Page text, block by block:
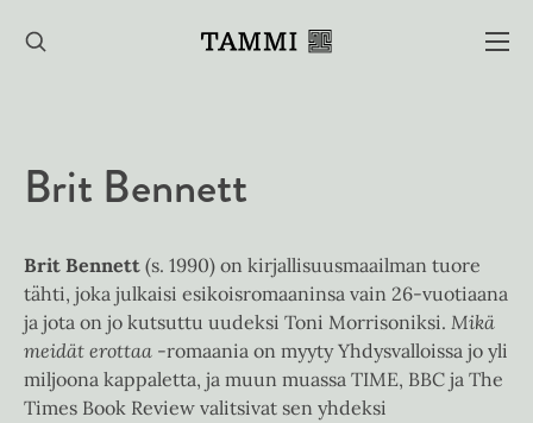
sisältöön
Brit Bennett
Brit Bennett (s. 1990) on kirjallisuusmaailman tuore
tähti, joka julkaisi esikoisromaaninsa vain 26-vuotiaana
ja jota on jo kutsuttu uudeksi Toni Morrisoniksi. Mikä
meidät erottaa -romaania on myyty Yhdysvalloissa jo yli
miljoona kappaletta, ja muun muassa TIME, BBC ja The
Times Book Review valitsivat sen yhdeksi